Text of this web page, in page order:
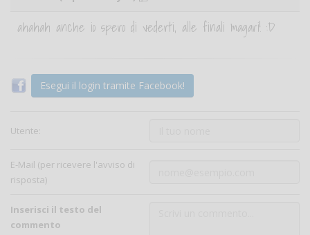
ahahah anche io spero di vederti, alle finali magari! :D
Esegui il login tramite Facebook!
Utente:
E-Mail (per ricevere l'avviso di
risposta)
Inserisci il testo del
commento